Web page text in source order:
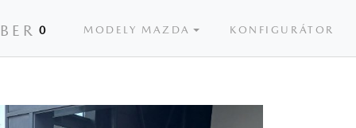
0 MODELY MAZDA KONFIGURÁTOR